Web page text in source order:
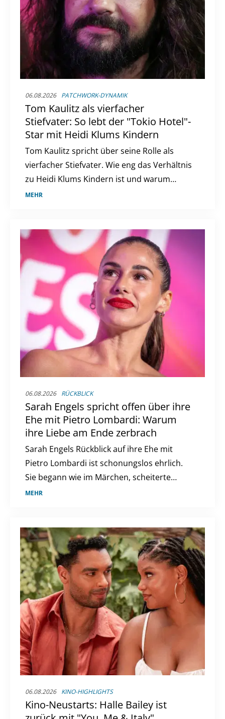
06.08.2026 PATCHWORK-DYNAMIK
Tom Kaulitz als vierfacher
Stiefvater: So lebt der "Tokio Hotel"-
Star mit Heidi Klums Kindern
Tom Kaulitz spricht über seine Rolle als
vierfacher Stiefvater. Wie eng das Verhältnis
zu Heidi Klums Kindern ist und warum
eigener Nachwuchs kein Thema ist.
MEHR
06.08.2026 RÜCKBLICK
Sarah Engels spricht offen über ihre
Ehe mit Pietro Lombardi: Warum
ihre Liebe am Ende zerbrach
Sarah Engels Rückblick auf ihre Ehe mit
Pietro Lombardi ist schonungslos ehrlich.
Sie begann wie im Märchen, scheiterte
jedoch letztlich am enormen Druck.
MEHR
06.08.2026 KINO-HIGHLIGHTS
Kino-Neustarts: Halle Bailey ist